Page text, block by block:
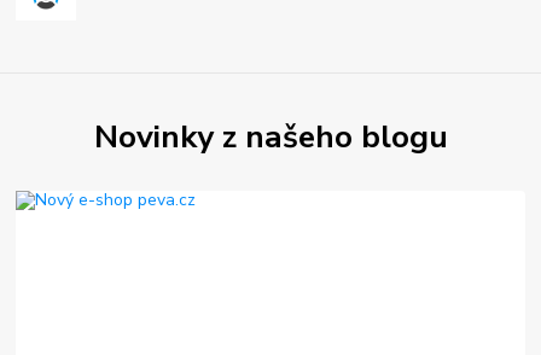
Novinky z našeho blogu